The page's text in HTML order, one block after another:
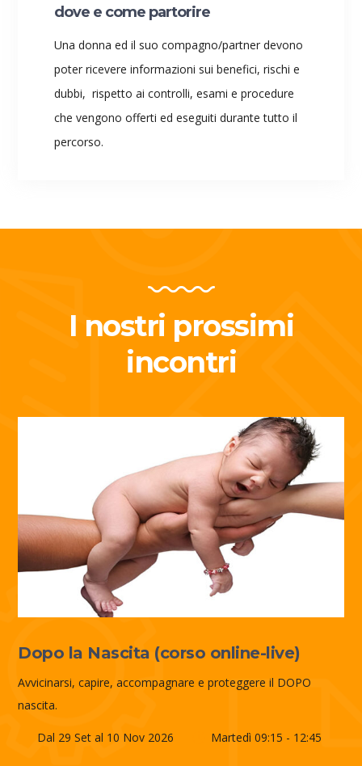
dove e come partorire
Una donna ed il suo compagno/partner devono
poter ricevere informazioni sui benefici, rischi e
dubbi, rispetto ai controlli, esami e procedure
che vengono offerti ed eseguiti durante tutto il
percorso.
I nostri prossimi
incontri
Dopo la Nascita (corso online-live)
Avvicinarsi, capire, accompagnare e proteggere il DOPO
nascita.
Dal 29 Set al 10 Nov 2026 Martedì 09:15 - 12:45